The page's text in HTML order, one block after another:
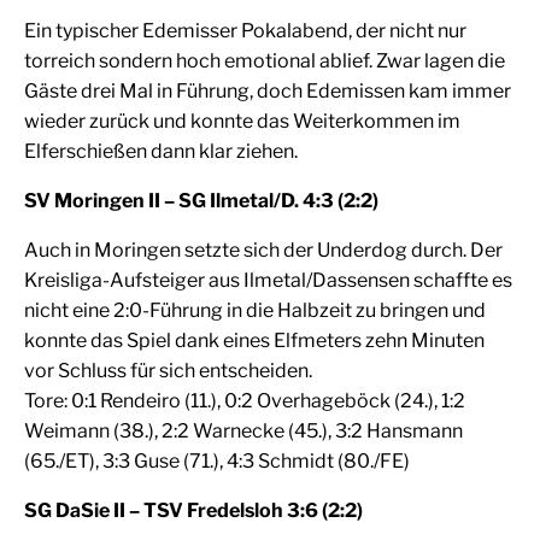
Ein typischer Edemisser Pokalabend, der nicht nur
torreich sondern hoch emotional ablief. Zwar lagen die
Gäste drei Mal in Führung, doch Edemissen kam immer
wieder zurück und konnte das Weiterkommen im
Elferschießen dann klar ziehen.
SV Moringen II – SG Ilmetal/D. 4:3 (2:2)
Auch in Moringen setzte sich der Underdog durch. Der
Kreisliga-Aufsteiger aus Ilmetal/Dassensen schaffte es
nicht eine 2:0-Führung in die Halbzeit zu bringen und
konnte das Spiel dank eines Elfmeters zehn Minuten
vor Schluss für sich entscheiden.
Tore: 0:1 Rendeiro (11.), 0:2 Overhageböck (24.), 1:2
Weimann (38.), 2:2 Warnecke (45.), 3:2 Hansmann
(65./ET), 3:3 Guse (71.), 4:3 Schmidt (80./FE)
SG DaSie II – TSV Fredelsloh 3:6 (2:2)